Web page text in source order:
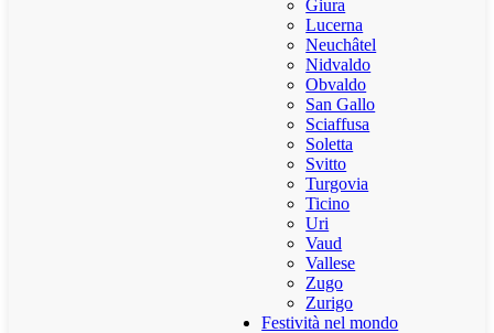
Giura
Lucerna
Neuchâtel
Nidvaldo
Obvaldo
San Gallo
Sciaffusa
Soletta
Svitto
Turgovia
Ticino
Uri
Vaud
Vallese
Zugo
Zurigo
Festività nel mondo